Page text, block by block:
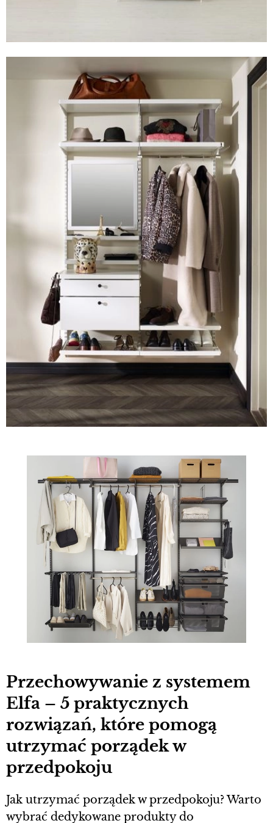
Przechowywanie z systemem
Elfa – 5 praktycznych
rozwiązań, które pomogą
utrzymać porządek w
przedpokoju
Jak utrzymać porządek w przedpokoju? Warto
wybrać dedykowane produkty do